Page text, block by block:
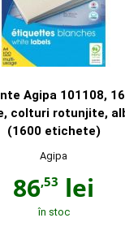
Agipa 101108,
colturi rotunjite,
(1600 etichete)
Agipa
86,53 lei
în stoc